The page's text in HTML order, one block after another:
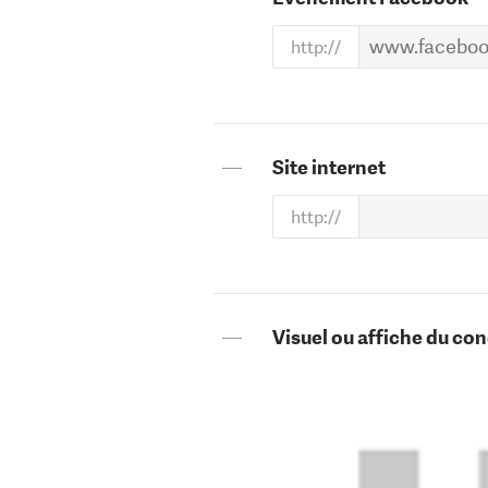
— Site internet
— Visuel ou affiche du